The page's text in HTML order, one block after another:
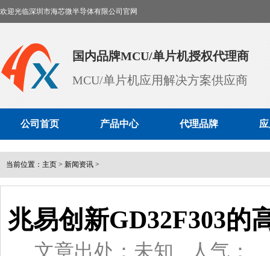
欢迎光临深圳市海芯微半导体有限公司官网
国内品牌MCU/单片机授权代理商
MCU/单片机应用解决方案供应商
公司首页 产品中心 代理品牌
当前位置： 主页 > 新闻资讯 >
兆易创新GD32F303的
文章出处：未知 人气：